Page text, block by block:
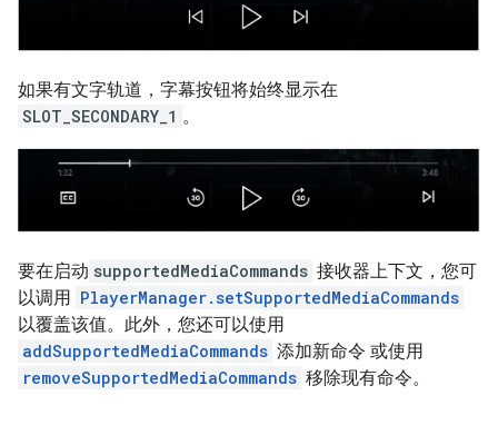
如果有文字轨道，字幕按钮将始终显示在
SLOT_SECONDARY_1 。
要在启动 supportedMediaCommands 接收器上下文，您可
以调用 PlayerManager.setSupportedMediaCommands
以覆盖该值。此外，您还可以使用
addSupportedMediaCommands 添加新命令 或使用
removeSupportedMediaCommands 移除现有命令。